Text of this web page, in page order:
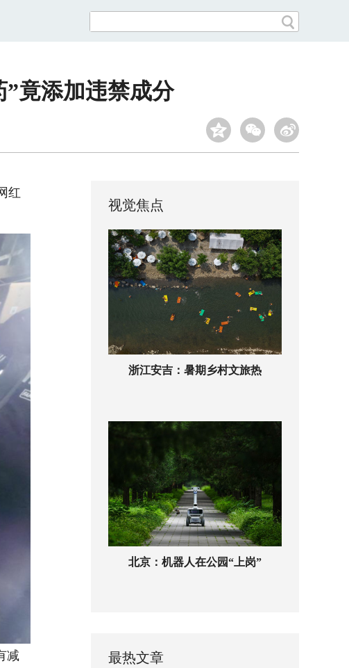
竟添加违禁成分
红
减
视觉焦点
浙江安吉：暑期乡村文旅热
北京：机器人在公园“上岗”
最热文章